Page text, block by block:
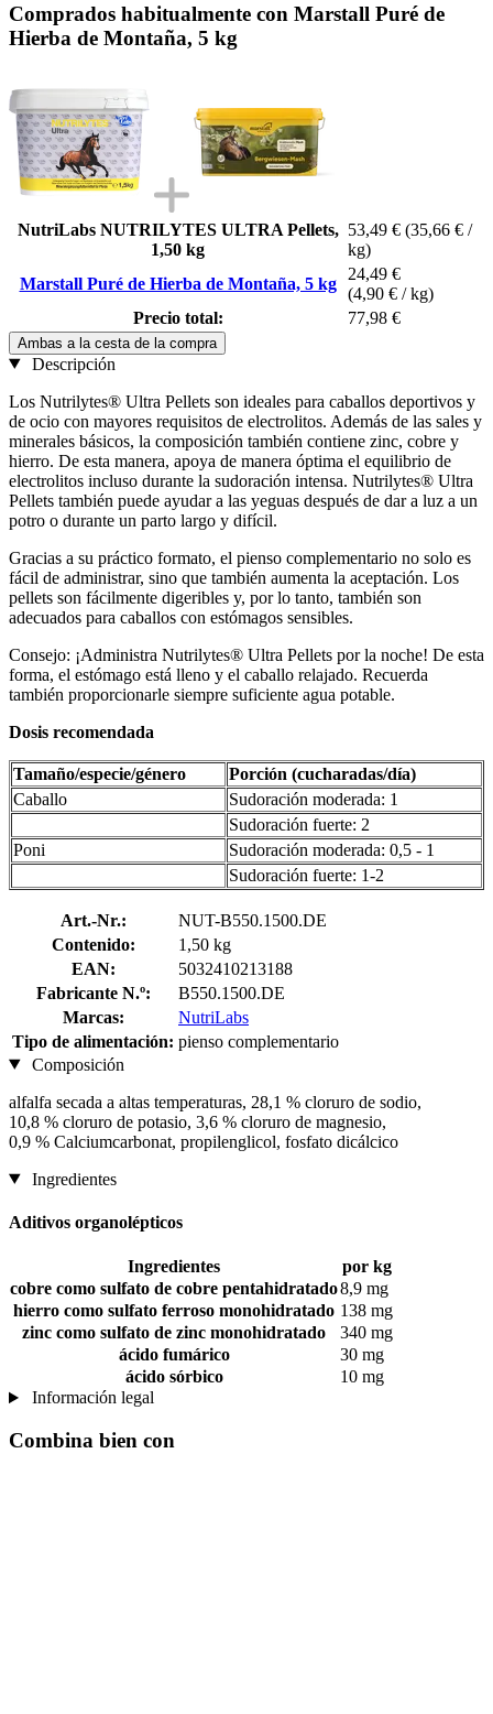
Comprados habitualmente con Marstall Puré de
Hierba de Montaña, 5 kg
NutriLabs NUTRILYTES ULTRA Pellets,
1,50 kg
53,49 € (35,66 € /
kg)
Marstall Puré de Hierba de Montaña, 5 kg
24,49 €
(4,90 € / kg)
Precio total:
77,98 €
Ambas a la cesta de la compra
Descripción
Los Nutrilytes® Ultra Pellets son ideales para caballos deportivos y
de ocio con mayores requisitos de electrolitos. Además de las sales y
minerales básicos, la composición también contiene zinc, cobre y
hierro. De esta manera, apoya de manera óptima el equilibrio de
electrolitos incluso durante la sudoración intensa. Nutrilytes® Ultra
Pellets también puede ayudar a las yeguas después de dar a luz a un
potro o durante un parto largo y difícil.
Gracias a su práctico formato, el pienso complementario no solo es
fácil de administrar, sino que también aumenta la aceptación. Los
pellets son fácilmente digeribles y, por lo tanto, también son
adecuados para caballos con estómagos sensibles.
Consejo: ¡Administra Nutrilytes® Ultra Pellets por la noche! De esta
forma, el estómago está lleno y el caballo relajado. Recuerda
también proporcionarle siempre suficiente agua potable.
Dosis recomendada
Tamaño/especie/género
Porción (cucharadas/día)
Caballo
Sudoración moderada: 1
Sudoración fuerte: 2
Poni
Sudoración moderada: 0,5 - 1
Sudoración fuerte: 1-2
Art.-Nr.:
NUT-B550.1500.DE
Contenido:
1,50 kg
EAN:
5032410213188
Fabricante N.º:
B550.1500.DE
Marcas:
NutriLabs
Tipo de alimentación: pienso complementario
Composición
alfalfa secada a altas temperaturas, 28,1 % cloruro de sodio,
10,8 % cloruro de potasio, 3,6 % cloruro de magnesio,
0,9 % Calciumcarbonat, propilenglicol, fosfato dicálcico
Ingredientes
Aditivos organolépticos
Ingredientes
por kg
cobre como sulfato de cobre pentahidratado8,9 mg
hierro como sulfato ferroso monohidratado 138 mg
zinc como sulfato de zinc monohidratado
340 mg
ácido fumárico
30 mg
ácido sórbico
10 mg
Información legal
Combina bien con